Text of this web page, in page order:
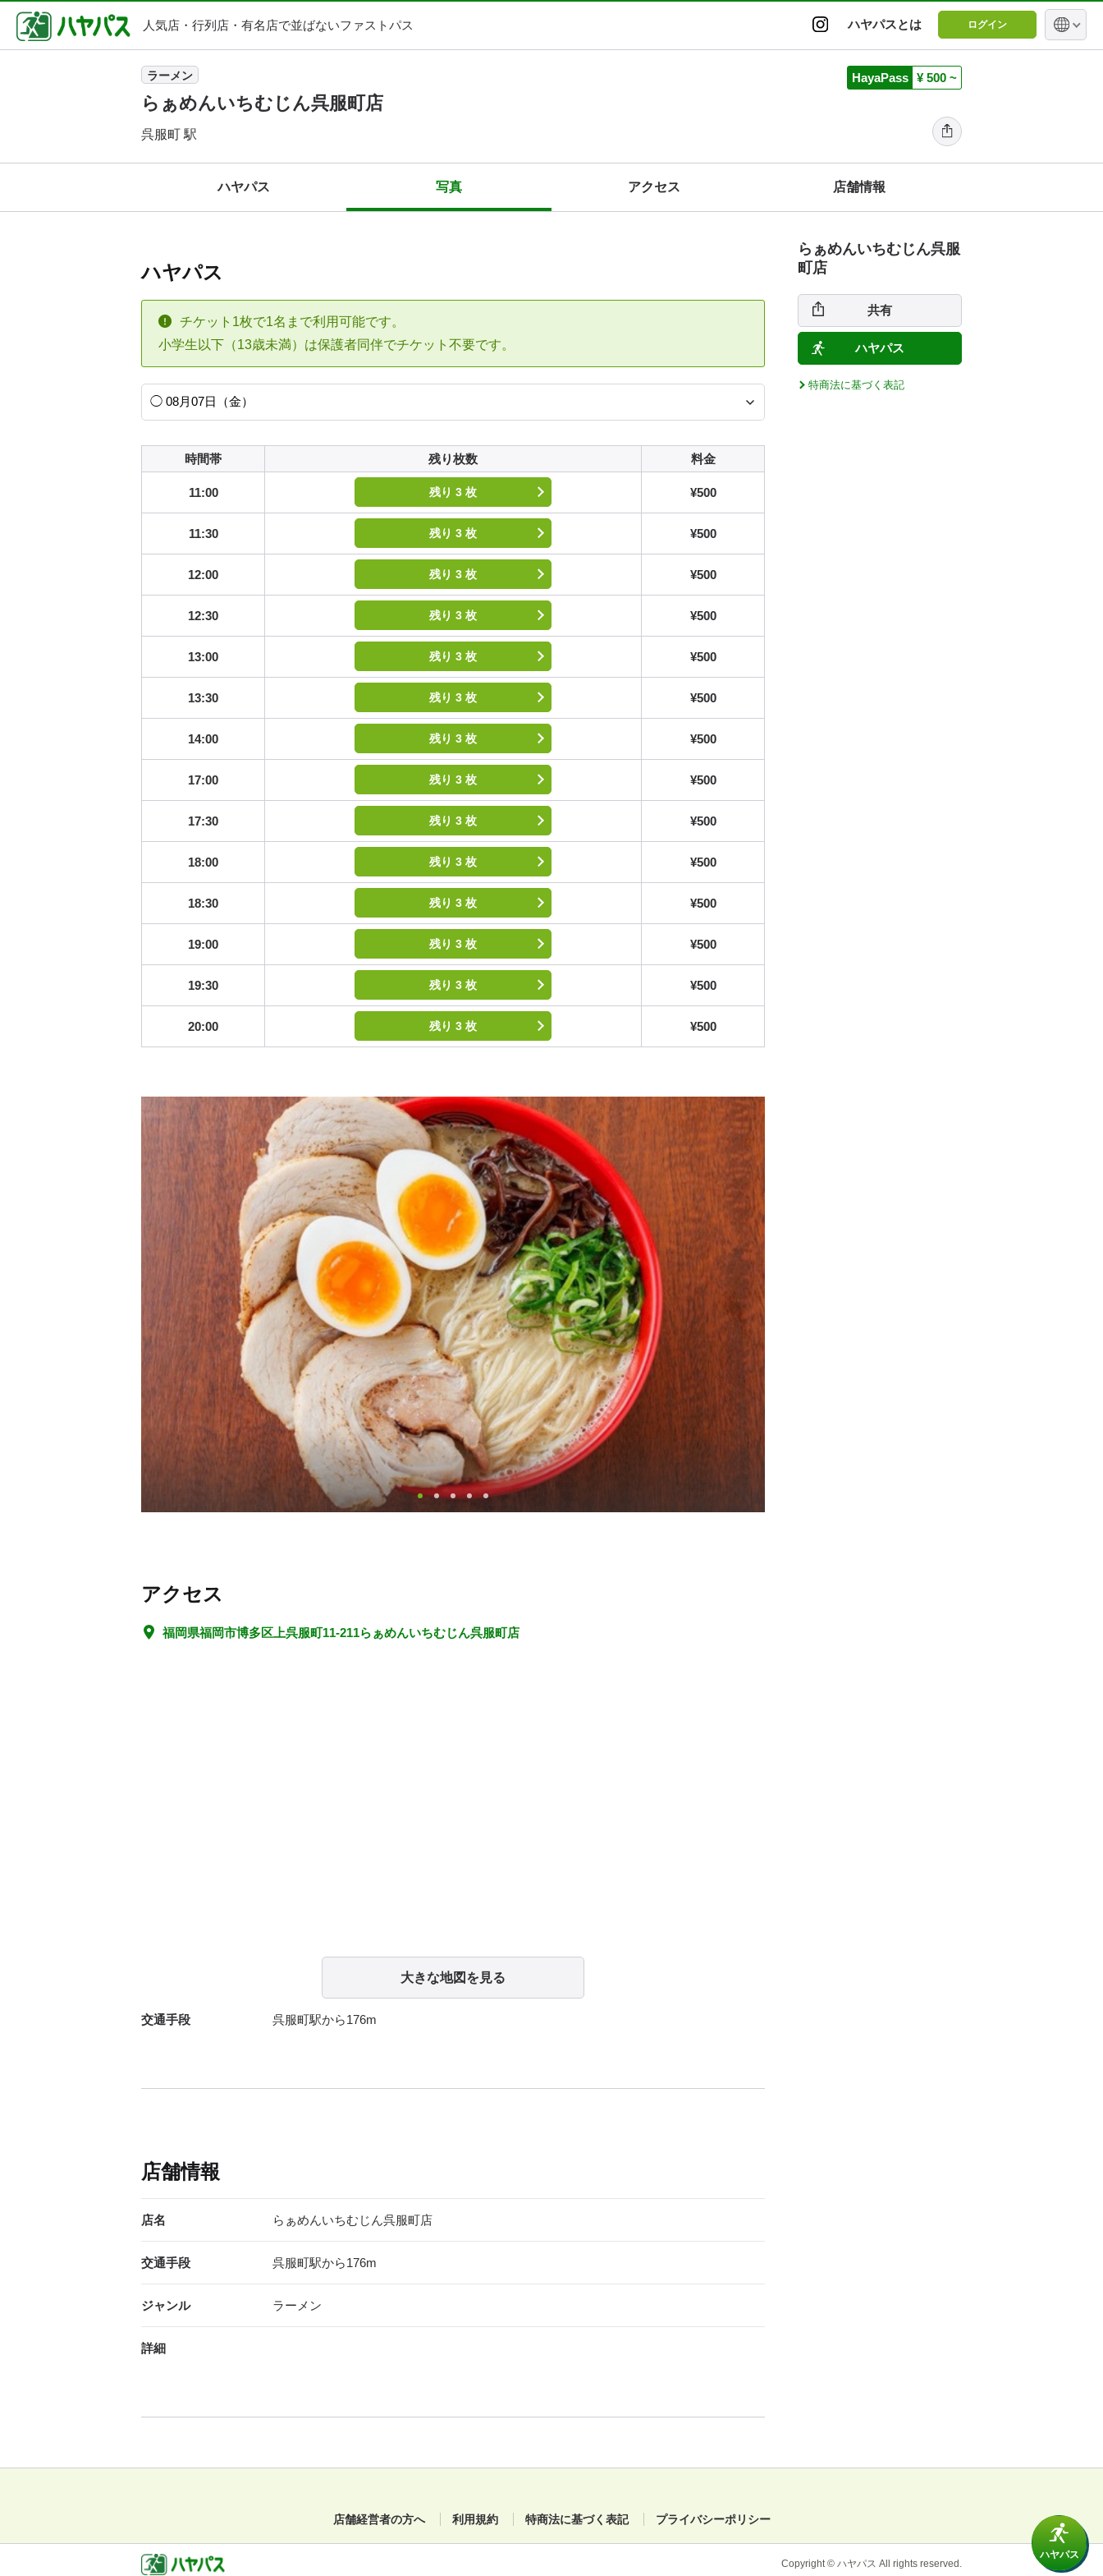
人気店・行列店・ 有名店で並ばないファストパス ハヤパスとは ログイン
ラーメン
らぁめんいちむじん呉服町店
呉服町 駅
HayaPass ¥ 500 ~
ハヤパス 写真 アクセス 店舗情報
ハヤパス
チケット1枚で1名まで利用可能です。
小学生以下（13歳未満）は保護者同伴でチケット不要です。
時間帯 残り枚数 料金
11:00 残り 3 枚 ¥500
11:30 残り 3 枚 ¥500
12:00 残り 3 枚 ¥500
12:30 残り 3 枚 ¥500
13:00 残り 3 枚 ¥500
13:30 残り 3 枚 ¥500
14:00 残り 3 枚 ¥500
17:00 残り 3 枚 ¥500
17:30 残り 3 枚 ¥500
18:00 残り 3 枚 ¥500
18:30 残り 3 枚 ¥500
19:00 残り 3 枚 ¥500
19:30 残り 3 枚 ¥500
20:00 残り 3 枚 ¥500
アクセス
福岡県福岡市博多区上呉服町11-211らぁめんいちむじん呉服町店
大きな地図を見る
交通手段 呉服町駅から176m
店舗情報
店名 らぁめんいちむじん呉服町店
交通手段 呉服町駅から176m
ジャンル ラーメン
詳細
らぁめんいちむじん呉服
町店
共有
ハヤパス
特商法に基づく表記
ハヤパス
店舗経営者の方へ 利用規約 特商法に基づく表記 プライバシーポリシー
Copyright © ハヤパス All rights reserved.